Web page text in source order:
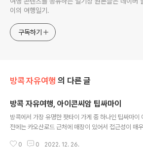
이의 여행일기.
구독하기
방콕 자유여행 의 다른 글
방콕 자유여행, 아이콘씨암 팁싸마이
방콕에서 가장 유명한 팟타이 가게 중 하나인 팁싸마이
전에는 카오산로드 근처에 매장이 있어서 접근성이 매우
몇 푸드코트에 입점되어 있어 접근성이 매우 좋아졌습니
0 0 2022. 12. 26.